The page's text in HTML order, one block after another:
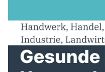
AUSSCHUSS FÜR